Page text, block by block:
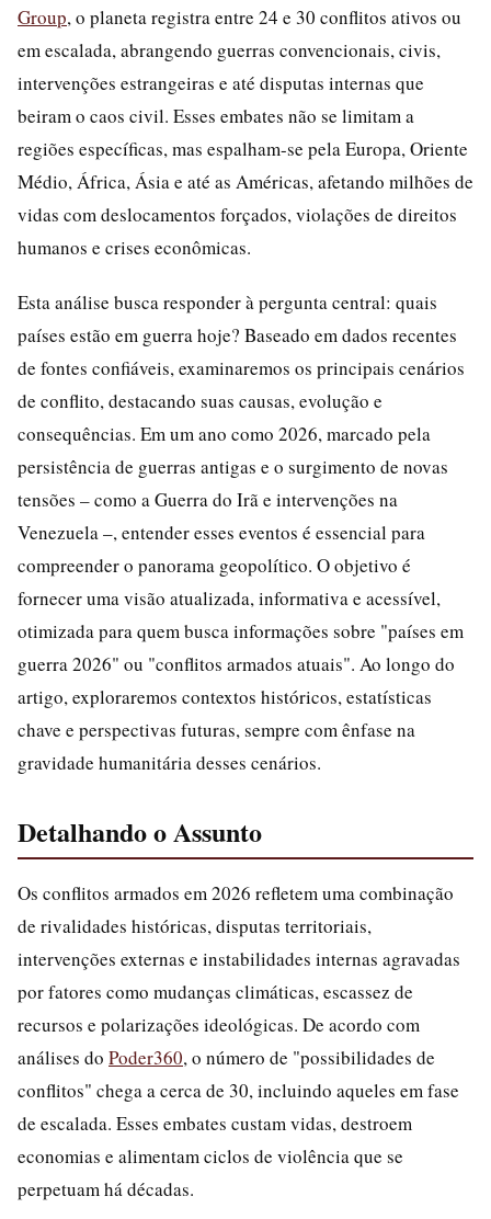
Group, o planeta registra entre 24 e 30 conflitos ativos ou
em escalada, abrangendo guerras convencionais, civis,
intervenções estrangeiras e até disputas internas que
beiram o caos civil. Esses embates não se limitam a
regiões específicas, mas espalham-se pela Europa, Oriente
Médio, África, Ásia e até as Américas, afetando milhões de
vidas com deslocamentos forçados, violações de direitos
humanos e crises econômicas.
Esta análise busca responder à pergunta central: quais
países estão em guerra hoje? Baseado em dados recentes
de fontes confiáveis, examinaremos os principais cenários
de conflito, destacando suas causas, evolução e
consequências. Em um ano como 2026, marcado pela
persistência de guerras antigas e o surgimento de novas
tensões – como a Guerra do Irã e intervenções na
Venezuela –, entender esses eventos é essencial para
compreender o panorama geopolítico. O objetivo é
fornecer uma visão atualizada, informativa e acessível,
otimizada para quem busca informações sobre "países em
guerra 2026" ou "conflitos armados atuais". Ao longo do
artigo, exploraremos contextos históricos, estatísticas
chave e perspectivas futuras, sempre com ênfase na
gravidade humanitária desses cenários.
Detalhando o Assunto
Os conflitos armados em 2026 refletem uma combinação
de rivalidades históricas, disputas territoriais,
intervenções externas e instabilidades internas agravadas
por fatores como mudanças climáticas, escassez de
recursos e polarizações ideológicas. De acordo com
análises do Poder360, o número de "possibilidades de
conflitos" chega a cerca de 30, incluindo aqueles em fase
de escalada. Esses embates custam vidas, destroem
economias e alimentam ciclos de violência que se
perpetuam há décadas.